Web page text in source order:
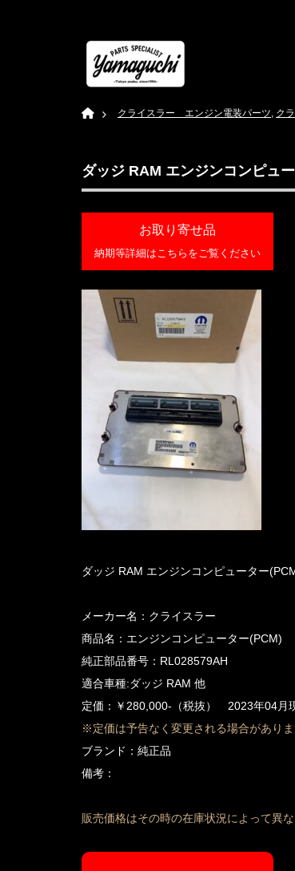
Home クライスラー エンジン電装パーツ, ク
ダッジ RAM エンジンコンピュ
お取り寄せ品
納期等詳細はこちらをご覧ください
ダッジ RAM エンジンコンピューター
メーカー名：クライスラー
商品名：エンジンコンピューター(PCM)
純正部品番号：RL028579AH
適合車種:ダッジ RAM 他
定価：￥280,000-（税抜） 2023年04月
※定価は予告なく変更される場合がありま
ブランド：純正品
備考：
販売価格はその時の在庫状況によって異